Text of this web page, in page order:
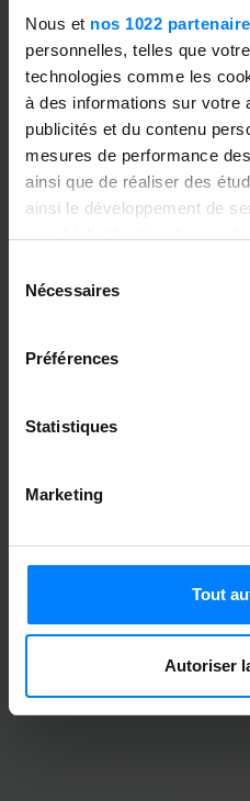
Nous et nos 1022
personnelles, telles que
technologies comme les
à des informations sur votre
publicités et du contenu
mesures de performance
ainsi que de réaliser des
ainsi le développement de
tout moment en consultant la
cookies ou en cliquant sur
Si vous le permettez, nous
géographique qui
Identifier votre appareil
pour en relever les
Pour en savoir plus sur le
personnelles et définir vos
lasection « Détails ». Vous
déclaration sur les cookies.
Nécessaires
Préférences
Statistiques
Marketing
Tout
Autoriser
réglementaire complexe
évolutions par le service
Partager cette article
Ingénieur avant
Besoin